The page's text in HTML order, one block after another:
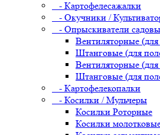
- Картофелесажалки
- Окучники /
- Опрыскиватели
Вентиляторные (для
Штанговые (для
Вентиляторные (для
Штанговые (для
- Картофелекопалки
- Косилки / Мульчеры
Косилки Роторные
Косилки